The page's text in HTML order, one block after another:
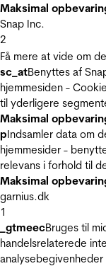
Maksimal
Snap Inc.
2
Få mere at vide om
sc_atBenyttes af
hjemmesiden -
til yderligere
Maksimal
pIndsamler data om
hjemmesider -
relevans i forhold til
Maksimal
garnius.dk
1
_gtmeecBruges til
handelsrelaterede